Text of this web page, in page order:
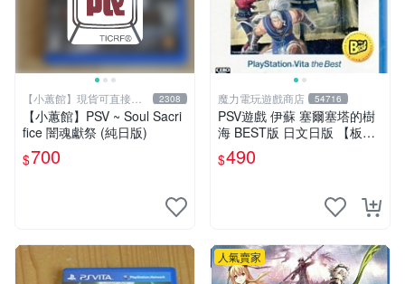
【小蕙館】現貨可直接下
標
2308
【小蕙館】PSV ~ Soul Sacri
fice 闇魂獻祭 (純日版)
$700
魔力電玩遊戲商店 54716
PSV遊戲 伊蘇 塞爾塞塔的樹
海 BEST版 日文日版 【板橋
魔力】
$490
人氣賣家